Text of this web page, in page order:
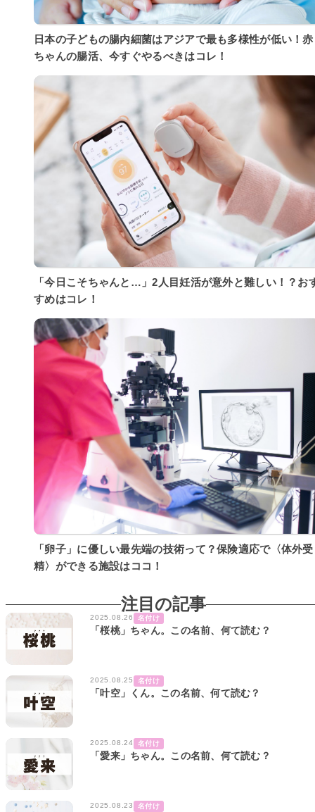
日本の子どもの腸内細菌はアジアで最も多様性が低い！赤
ちゃんの腸活、今すぐやるべきはコレ！
「今日こそちゃんと…」2人目妊活が意外と難しい！？お
すめはコレ！
「卵子」に優しい最先端の技術って？保険適応で〈体外受
精〉ができる施設はココ！
注目の記事
2025.08.26 名付け
「桜桃」ちゃん。この名前、何て読む？
2025.08.25 名付け
「叶空」くん。この名前、何て読む？
2025.08.24 名付け
「愛来」ちゃん。この名前、何て読む？
2025.08.23 名付け